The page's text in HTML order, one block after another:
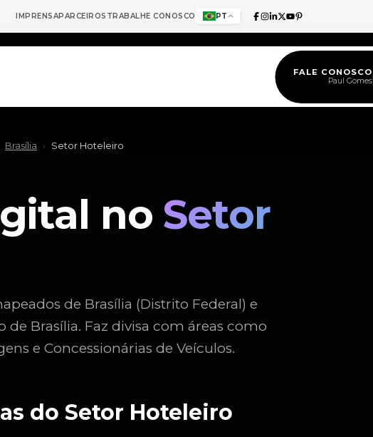
IMPRENSAPARCEIROS TRABALHE CONOSCO PT
FALE CONOSCO
Paul Gomes
Brasília › Setor Hoteleiro
no Setor
de Brasília (Distrito Federal) e
de Brasília. Faz divisa com áreas como
e Concessionárias de Veículos.
do Setor Hoteleiro